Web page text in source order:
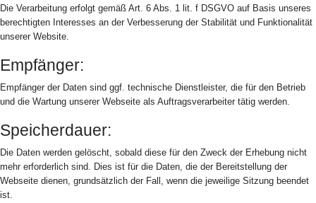
Die Verarbeitung erfolgt gemäß Art. 6 Abs. 1 lit. f DSGVO auf Basis unseres
berechtigten Interesses an der Verbesserung der Stabilität und Funktionalität
unserer Website.
Empfänger:
Empfänger der Daten sind ggf. technische Dienstleister, die für den Betrieb
und die Wartung unserer Webseite als Auftragsverarbeiter tätig werden.
Speicherdauer:
Die Daten werden gelöscht, sobald diese für den Zweck der Erhebung nicht
mehr erforderlich sind. Dies ist für die Daten, die der Bereitstellung der
Webseite dienen, grundsätzlich der Fall, wenn die jeweilige Sitzung beendet
ist.